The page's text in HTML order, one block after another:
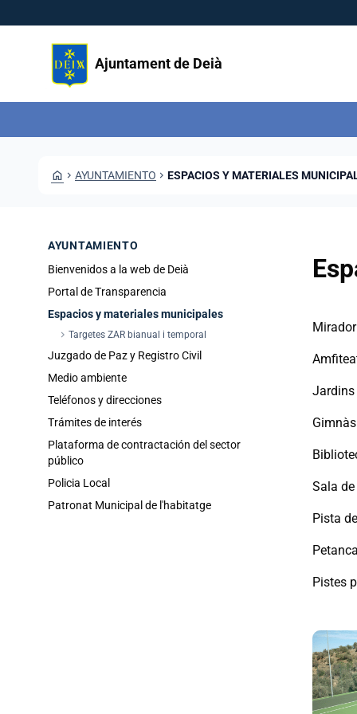
Ajuntament de Deià
HOME CHEVRON_RIGHT AYUNTAMIENTO CHEVRON_RIGHT ESPACIOS Y MATERIALES
AYUNTAMIENTO
Bienvenidos a la web de Deià
Portal de Transparencia
Espacios y materiales municipales
chevron_right Targetes ZAR bianual i temporal
Juzgado de Paz y Registro Civil
Medio ambiente
Teléfonos y direcciones
Trámites de interés
Plataforma de contractación del sector
público
Policia Local
Patronat Municipal de l'habitatge
Jardins
Gimnàs
Sala
Pista
Pistes